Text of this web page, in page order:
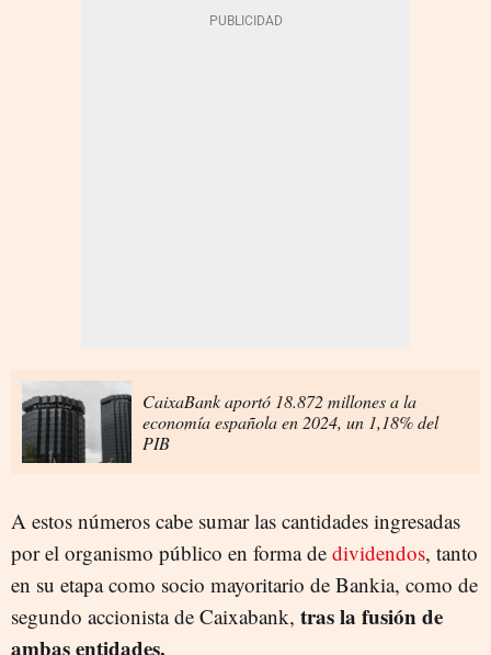
CaixaBank aportó 18.872 millones a la
economía española en 2024, un 1,18% del
PIB
A estos números cabe sumar las cantidades ingresadas
por el organismo público en forma de dividendos, tanto
en su etapa como socio mayoritario de Bankia, como de
segundo accionista de Caixabank, tras la fusión de
ambas entidades.